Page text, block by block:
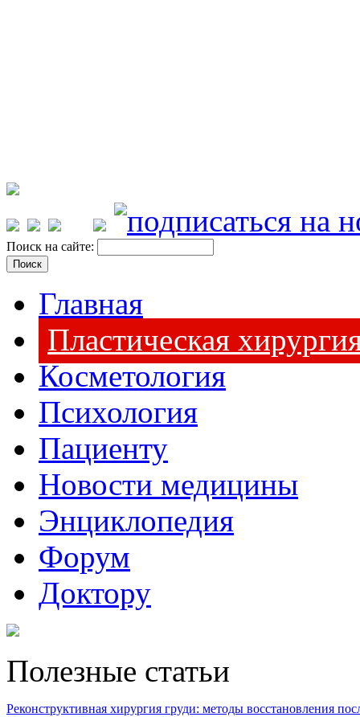
Поиск на сайте:
Главная
Пластическая
Косметология
Психология
Пациенту
Новости медицины
Энциклопедия
Форум
Доктору
Полезные статьи
Реконструктивная хирургия груди: методы восстановления